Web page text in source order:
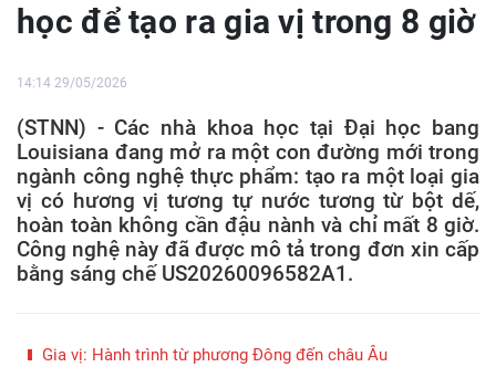
học để tạo ra gia vị trong 8 giờ
14:14 29/05/2026
(STNN) - Các nhà khoa học tại Đại học bang
Louisiana đang mở ra một con đường mới trong
ngành công nghệ thực phẩm: tạo ra một loại gia
vị có hương vị tương tự nước tương từ bột dế,
hoàn toàn không cần đậu nành và chỉ mất 8 giờ.
Công nghệ này đã được mô tả trong đơn xin cấp
bằng sáng chế US20260096582A1.
Gia vị: Hành trình từ phương Đông đến châu Âu